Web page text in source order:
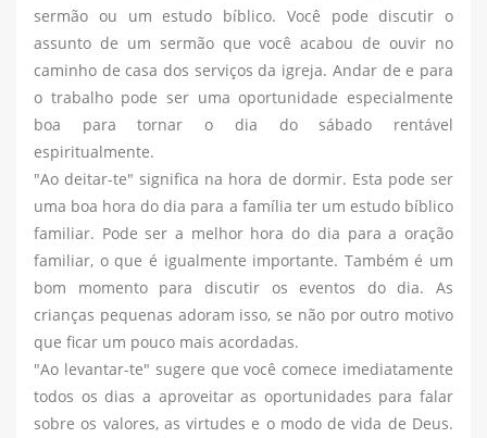
sermão ou um estudo bíblico. Você pode discutir o
assunto de um sermão que você acabou de ouvir no
caminho de casa dos serviços da igreja. Andar de e para
o trabalho pode ser uma oportunidade especialmente
boa para tornar o dia do sábado rentável
espiritualmente.
"Ao deitar-te" significa na hora de dormir. Esta pode ser
uma boa hora do dia para a família ter um estudo bíblico
familiar. Pode ser a melhor hora do dia para a oração
familiar, o que é igualmente importante. Também é um
bom momento para discutir os eventos do dia. As
crianças pequenas adoram isso, se não por outro motivo
que ficar um pouco mais acordadas.
"Ao levantar-te" sugere que você comece imediatamente
todos os dias a aproveitar as oportunidades para falar
sobre os valores, as virtudes e o modo de vida de Deus.